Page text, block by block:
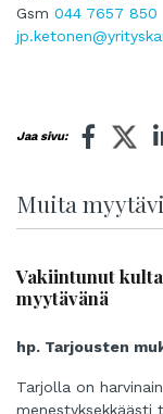
Gsm 044 7657 850
Jaa sivu:
Muita
Vakiintunut
myytävänä
hp. Tarjousten
Tarjolla on
menestyksekkäästi